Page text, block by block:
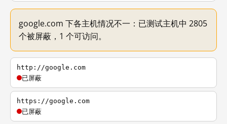
google.com 下各主机情况不一：已测试主机中 2805
个被屏蔽，1 个可访问。
http://google.com
已屏蔽
https://google.com
已屏蔽